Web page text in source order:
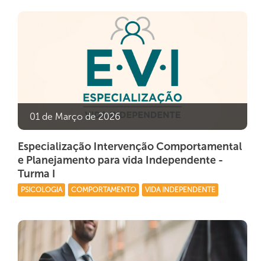
01 de Março de 2026
Especialização Intervenção Comportamental
e Planejamento para vida Independente -
Turma I
PSICOLOGIA COMPORTAMENTO VIDA INDEPENDENTE